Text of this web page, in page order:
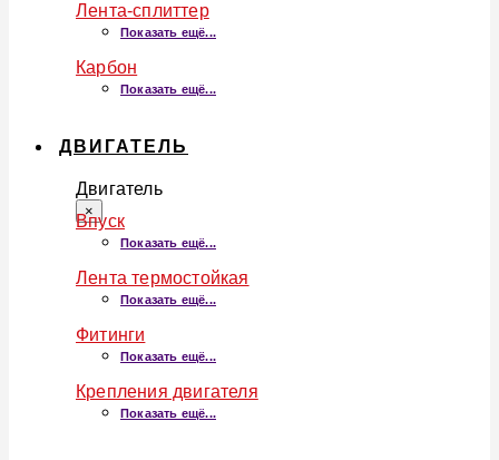
Лента-сплиттер
Показать ещё...
Карбон
Показать ещё...
ДВИГАТЕЛЬ
Двигатель
×
Впуск
Показать ещё...
Лента термостойкая
Показать ещё...
Фитинги
Показать ещё...
Крепления двигателя
Показать ещё...